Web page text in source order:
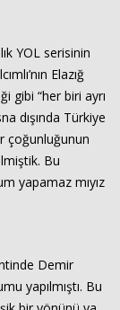
YOL serisinin
Elazığ
gibi “her biri ayrı
dışında Türkiye
çoğunluğunun
Bu
yapamaz mıyız
Demir
yapılmıştı. Bu
Doğru Adresi.